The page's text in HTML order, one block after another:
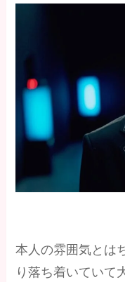
本人の雰囲気とは
り落ち着いていて